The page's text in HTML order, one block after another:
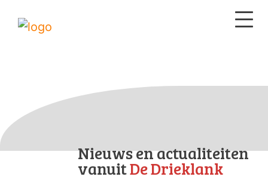
Nieuws en actualiteiten
vanuitDe Drieklank